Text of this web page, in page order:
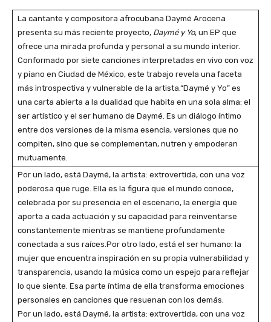
La cantante y compositora afrocubana Daymé Arocena
presenta su más reciente proyecto, Daymé y Yo, un EP que
ofrece una mirada profunda y personal a su mundo interior.
Conformado por siete canciones interpretadas en vivo con voz
y piano en Ciudad de México, este trabajo revela una faceta
más introspectiva y vulnerable de la artista.“Daymé y Yo” es
una carta abierta a la dualidad que habita en una sola alma: el
ser artístico y el ser humano de Daymé. Es un diálogo íntimo
entre dos versiones de la misma esencia, versiones que no
compiten, sino que se complementan, nutren y empoderan
mutuamente.
Por un lado, está Daymé, la artista: extrovertida, con una voz
poderosa que ruge. Ella es la figura que el mundo conoce,
celebrada por su presencia en el escenario, la energía que
aporta a cada actuación y su capacidad para reinventarse
constantemente mientras se mantiene profundamente
conectada a sus raíces.Por otro lado, está el ser humano: la
mujer que encuentra inspiración en su propia vulnerabilidad y
transparencia, usando la música como un espejo para reflejar
lo que siente. Esa parte íntima de ella transforma emociones
personales en canciones que resuenan con los demás.
Por un lado, está Daymé, la artista: extrovertida, con una voz